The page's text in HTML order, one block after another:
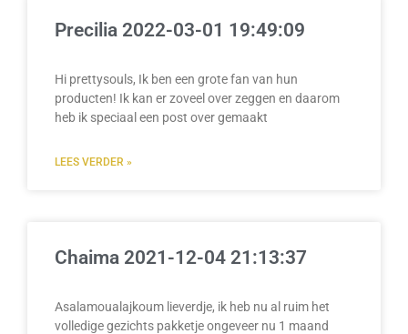
Precilia 2022-03-01 19:49:09
Hi prettysouls, Ik ben een grote fan van hun
producten! Ik kan er zoveel over zeggen en daarom
heb ik speciaal een post over gemaakt
LEES VERDER »
Chaima 2021-12-04 21:13:37
Asalamoualajkoum lieverdje, ik heb nu al ruim het
volledige gezichts pakketje ongeveer nu 1 maand